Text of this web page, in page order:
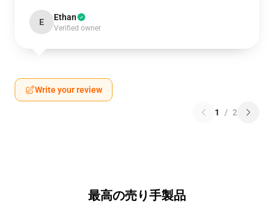
E Ethan
Verified owner
Write your review
1 / 2
最高の売り手製品